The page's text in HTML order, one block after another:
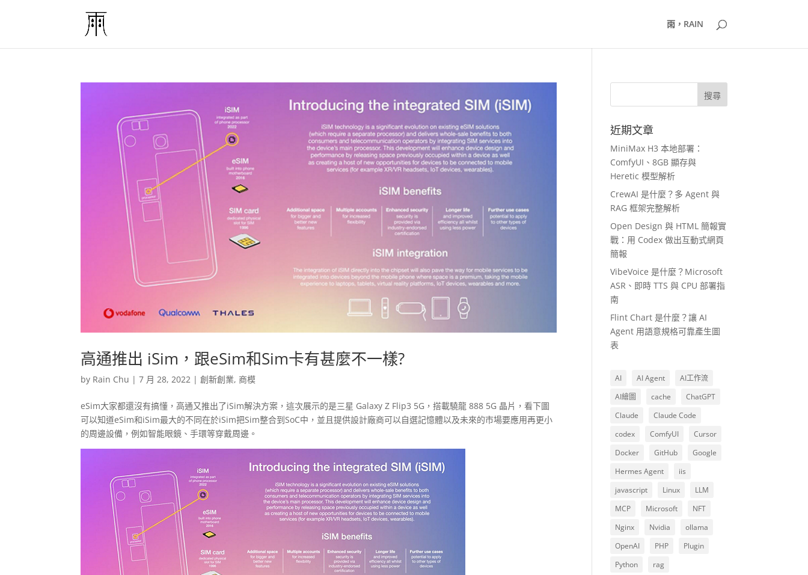
雨，RAIN
高通推出 iSim，跟eSim和Sim卡有甚麼不一樣?
by Rain Chu |7 月 28, 2022 |創新創業, 商模
eSim大家都還沒有搞懂，高通又推出了iSim解決方案，這次展示的是三星 Galaxy Z Flip3 5G，搭載驍龍 888 5G 晶片，看下圖
可以知道eSim和iSim最大的不同在於iSim把Sim整合到SoC中，並且提供設計廠商可以自選記憶體以及未來的市場要應用再更小
的周邊設備，例如智能眼鏡、手環等穿戴周邊。
近期文章
MiniMax H3 本地部署：
ComfyUI、8GB 顯存與
Heretic 模型解析
CrewAI 是什麼？多 Agent 與
RAG 框架完整解析
Open Design 與 HTML 簡報實
戰：用 Codex 做出互動式網頁
簡報
VibeVoice 是什麼？Microsoft
ASR、即時 TTS 與 CPU 部署指
南
Flint Chart 是什麼？讓 AI
Agent 用語意規格可靠產生圖
表
AI AI Agent
AI工作流
AI繪圖
cache
ChatGPT
Claude
Claude Code
codex
ComfyUI
Cursor
Docker
GitHub
Google
Hermes Agent
iis
javascript
Linux
LLM
MCP
Microsoft
NFT
Nginx
Nvidia
ollama
OpenAI
PHP
Plugin
Python
rag